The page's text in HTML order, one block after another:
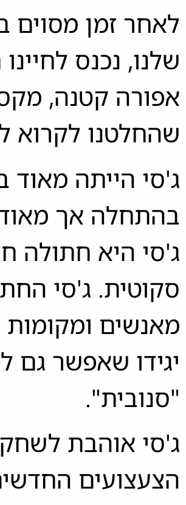
לאחר זמן מסוים
שלנו, נכנס
אפורה קטנה,
שהחלטנו לקרוא
ג'סי הייתה מאוד
בהתחלה אך
ג'סי היא חתולה
סקוטית. ג'סי
מאנשים
יגידו שאפשר גם
"סנובית".
ג'סי אוהבת
הצעצועים